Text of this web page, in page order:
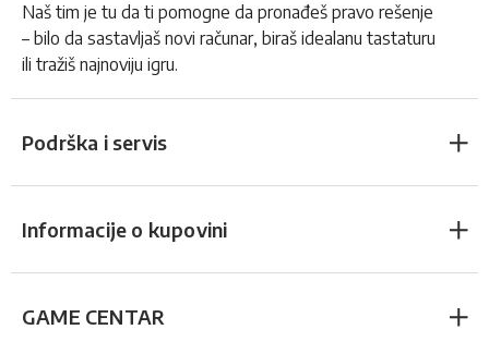
Naš tim je tu da ti pomogne da pronađeš pravo rešenje
– bilo da sastavljaš novi računar, biraš idealanu tastaturu
ili tražiš najnoviju igru.
Podrška i servis
Informacije o kupovini
GAME CENTAR